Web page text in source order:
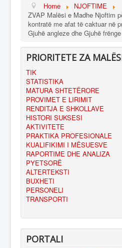
Home
NJOFTIME
ZVAP Malësi e Madhe Njoftim
kontratë me afat të caktuar në
Gjuhë angleze dhe Gjuhë
PRIORITETE ZA
TIK
STATISTIKA
MATURA SHTETËRORE
PROVIMET E LIRIMIT
RENDITJA E SHKOLLAVE
HISTORI SUKSESI
AKTIVITETE
PRAKTIKA PROFESIONALE
KUALIFIKIMI I MËSUESVE
RAPORTIME DHE ANALIZA
PYETSORË
ALTERTEKSTI
BUXHETI
PERSONELI
TRANSPORTI
PORTALI